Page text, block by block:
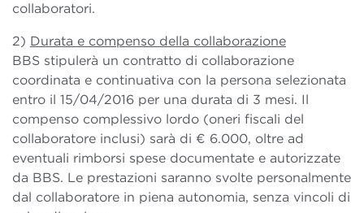
collaboratori.
2) Durata e compenso della collaborazione
BBS stipulerà un contratto di collaborazione
coordinata e continuativa con la persona selezionata
entro il 15/04/2016 per una durata di 3 mesi. Il
compenso complessivo lordo (oneri fiscali del
collaboratore inclusi) sarà di € 6.000, oltre ad
eventuali rimborsi spese documentate e autorizzate
da BBS. Le prestazioni saranno svolte personalmente
dal collaboratore in piena autonomia, senza vincoli di